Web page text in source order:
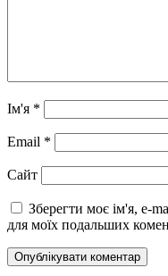
Ім'я *
Email *
Сайт
Зберегти моє ім'я, e-
для моїх подальших